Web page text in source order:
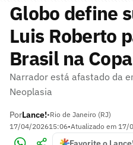
Globo define
Luis Roberto
Brasil na
Narrador está afastado da
Neoplasia
PorLance!•Rio de Janeiro (RJ)
17/04/202615:06•Atualizado em 17/